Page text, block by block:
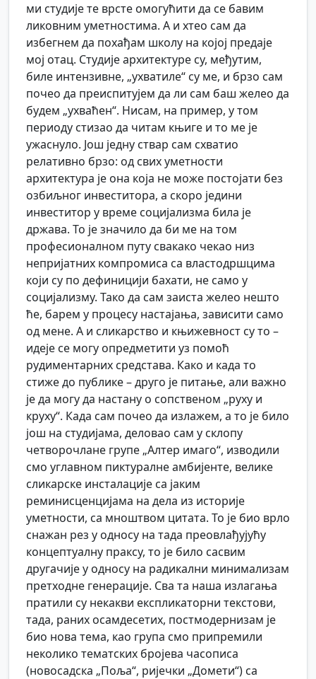
ми студије те врсте омогућити да се бавим
ликовним уметностима. А и хтео сам да
избегнем да похађам школу на којој предаје
мој отац. Студије архитектуре су, међутим,
биле интензивне, „ухватиле“ су ме, и брзо сам
почео да преиспитујем да ли сам баш желео да
будем „ухваћен“. Нисам, на пример, у том
периоду стизао да читам књиге и то ме је
ужаснуло. Још једну ствар сам схватио
релативно брзо: од свих уметности
архитектура је она која не може постојати без
озбиљног инвеститора, а скоро једини
инвеститор у време социјализма била је
држава. То је значило да би ме на том
професионалном путу свакако чекао низ
непријатних компромиса са властодршцима
који су по дефиницији бахати, не само у
социјализму. Тако да сам заиста желео нешто
ће, барем у процесу настајања, зависити само
од мене. А и сликарство и књижевност су то –
идеје се могу опредметити уз помоћ
рудиментарних средстава. Како и када то
стиже до публике – друго је питање, али важно
је да могу да настану о сопственом „руху и
круху“. Када сам почео да излажем, а то је било
још на студијама, деловао сам у склопу
четворочлане групе „Алтер имаго“, изводили
смо углавном пиктуралне амбијенте, велике
сликарске инсталације са јаким
реминисценцијама на дела из историје
уметности, са мноштвом цитата. То је био врло
снажан рез у односу на тада преовлађујућу
концептуалну праксу, то је било сасвим
другачије у односу на радикални минимализам
претходне генерације. Сва та наша излагања
пратили су некакви експликаторни текстови,
тада, раних осамдесетих, постмодернизам је
био нова тема, као група смо припремили
неколико тематских бројева часописа
(новосадска „Поља“, ријечки „Домети“) са